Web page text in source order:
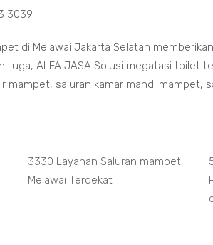
3039
di Melawai Jakarta Selatan
juga, ALFA JASA Solusi megatasi toilet
mampet, saluran kamar mandi mampet,
3330 Layanan Saluran mampet
Melawai Terdekat